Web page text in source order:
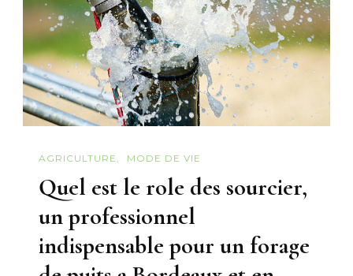
AGRICULTURE MODE DE VIE
Quel est le role des sourcier,
un professionnel
indispensable pour un forage